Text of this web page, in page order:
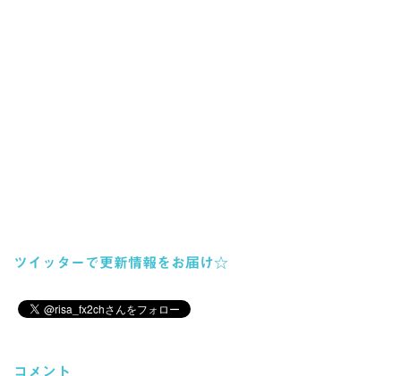
ツイッターで更新情報をお届け☆
コメント